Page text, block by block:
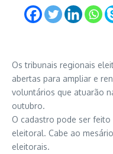
Os tribunais regionais
abertas para ampliar e
voluntários que atuarão
outubro.
O cadastro pode ser
eleitoral. Cabe ao
eleitorais.